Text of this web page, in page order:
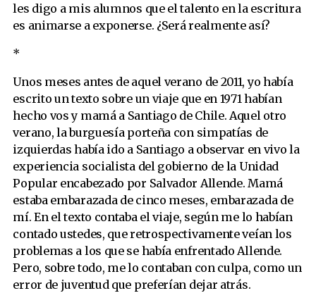
les digo a mis alumnos que el talento en la escritura
es animarse a exponerse. ¿Será realmente así?
*
Unos meses antes de aquel verano de 2011, yo había
escrito un texto sobre un viaje que en 1971 habían
hecho vos y mamá a Santiago de Chile. Aquel otro
verano, la burguesía porteña con simpatías de
izquierdas había ido a Santiago a observar en vivo la
experiencia socialista del gobierno de la Unidad
Popular encabezado por Salvador Allende. Mamá
estaba embarazada de cinco meses, embarazada de
mí. En el texto contaba el viaje, según me lo habían
contado ustedes, que retrospectivamente veían los
problemas a los que se había enfrentado Allende.
Pero, sobre todo, me lo contaban con culpa, como un
error de juventud que preferían dejar atrás.